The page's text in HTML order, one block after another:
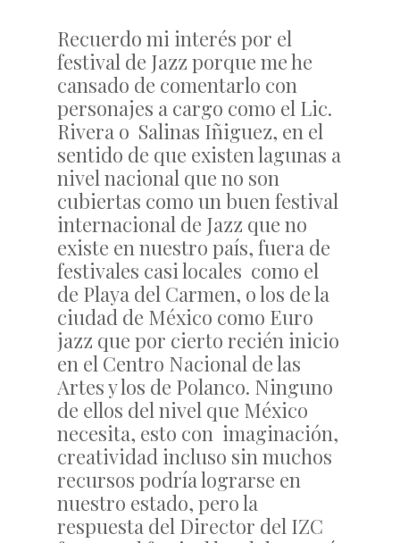
Recuerdo mi interés por el
festival de Jazz porque me he
cansado de comentarlo con
personajes a cargo como el Lic.
Rivera o Salinas Iñiguez, en el
sentido de que existen lagunas a
nivel nacional que no son
cubiertas como un buen festival
internacional de Jazz que no
existe en nuestro país, fuera de
festivales casi locales como el
de Playa del Carmen, o los de la
ciudad de México como Euro
jazz que por cierto recién inicio
en el Centro Nacional de las
Artes y los de Polanco. Ninguno
de ellos del nivel que México
necesita, esto con imaginación,
creatividad incluso sin muchos
recursos podría lograrse en
nuestro estado, pero la
respuesta del Director del IZC